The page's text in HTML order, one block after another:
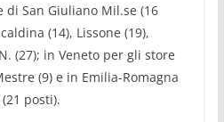
San Giuliano Mil.se (16
(14), Lissone (19),
(27); in Veneto per gli store
(9) e in Emilia-Romagna
posti).